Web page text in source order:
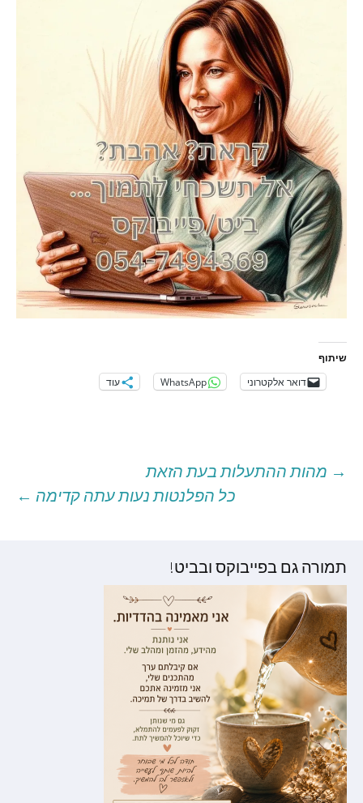
שיתוף
דואר אלקטרוני WhatsApp עוד
ניווט
→ מהות ההתעלות בעת הזאת
כל הפלנטות נעות עתה קדימה ←
תמורה גם בפייבוקס ובביט!